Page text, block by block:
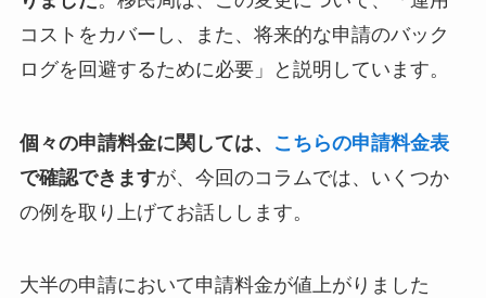
コストをカバーし、また、将来的な申請のバック
ログを回避するために必要」と説明しています。
個々の申請料金に関しては、
こちらの申請料金表
で確認できますが、今回のコラムでは、いくつか
の例を取り上げてお話しします。
大半の申請において申請料金が値上がりました